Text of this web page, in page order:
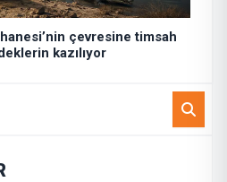
çevresine timsah
kazılıyor